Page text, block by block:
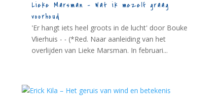
Lieke Marsman – Wat ik mezelf graag
voorhoud
'Er hangt iets heel groots in de lucht' door Bouke
Vlierhuis - - (*Red. Naar aanleiding van het
overlijden van Lieke Marsman. In februari...